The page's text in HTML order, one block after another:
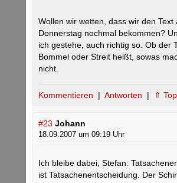
Wollen wir wetten, dass wir den Text
Donnerstag nochmal bekommen?
ich gestehe, auch richtig so. Ob der
Bommel oder Streit heißt, sowas
nicht.
Kommentieren | Antworten | ⇑ Top
#23 Johann
18.09.2007 um 09:19 Uhr
Ich bleibe dabei, Stefan:
ist Tatsachenentscheidung. Der